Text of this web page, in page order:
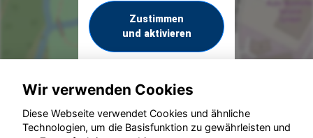
Zustimmen
und aktivieren
Wir verwenden Cookies
Diese Webseite verwendet Cookies und ähnliche
Technologien, um die Basisfunktion zu gewährleisten und